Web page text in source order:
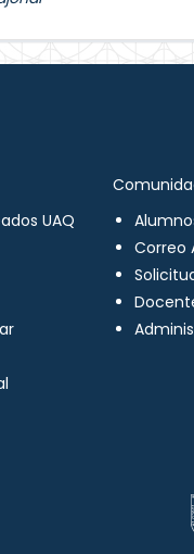
UAQ
Correo